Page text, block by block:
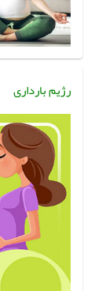
رژیم بارداری